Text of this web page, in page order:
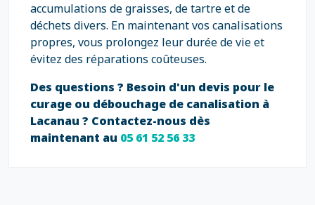
accumulations de graisses, de tartre et de
déchets divers. En maintenant vos canalisations
propres, vous prolongez leur durée de vie et
évitez des réparations coûteuses.
Des questions ? Besoin d'un devis pour le
curage ou débouchage de canalisation à
Lacanau ? Contactez-nous dès
maintenant au 05 61 52 56 33